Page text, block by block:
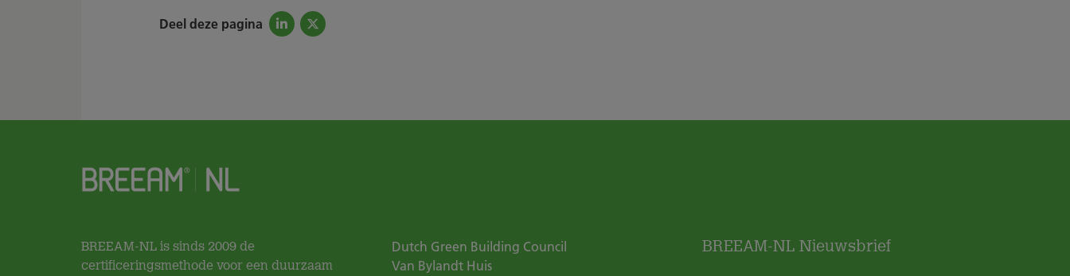
Deel deze pagina
BREEAM-NL is sinds 2009 de
certificeringsmethode voor een duurzaam
Dutch Green Building Council
Van Bylandt Huis
BREEAM-NL Nieuwsbrief